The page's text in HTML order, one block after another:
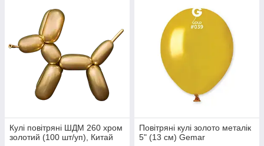
Кулі повітряні ШДМ 260 хром
золотий (100 шт/уп), Китай
Повітряні кулі золото металік
5" (13 см) Gemar